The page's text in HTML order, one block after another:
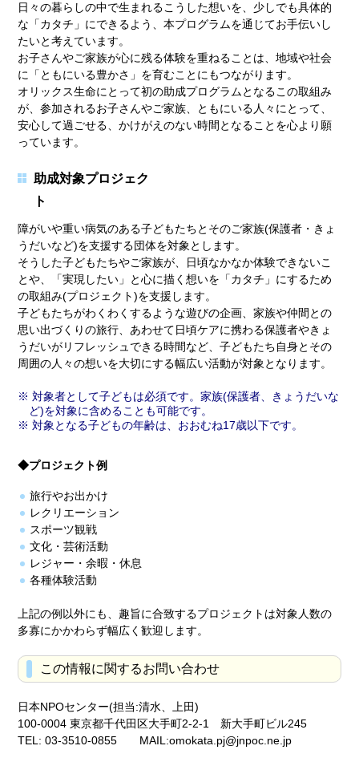
日々の暮らしの中で生まれるこうした想いを、少しでも具体的
な「カタチ」にできるよう、本プログラムを通じてお手伝いし
たいと考えています。
お子さんやご家族が心に残る体験を重ねることは、地域や社会
に「ともにいる豊かさ」を育むことにもつながります。
オリックス生命にとって初の助成プログラムとなるこの取組み
が、参加されるお子さんやご家族、ともにいる人々にとって、
安心して過ごせる、かけがえのない時間となることを心より願
っています。
助成対象プロジェク
障がいや重い病気のある子どもたちとそのご家族(保護者・きょ
うだいなど)を支援する団体を対象とします。
そうした子どもたちやご家族が、日頃なかなか体験できないこ
とや、「実現したい」と心に描く想いを「カタチ」にするため
の取組み(プロジェクト)を支援します。
子どもたちがわくわくするような遊びの企画、家族や仲間との
思い出づくりの旅行、あわせて日頃ケアに携わる保護者やきょ
うだいがリフレッシュできる時間など、子どもたち自身とその
周囲の人々の想いを大切にする幅広い活動が対象となります。
対象者として子どもは必須です。家族(保護者、きょうだいな
ど)を対象に含めることも可能です。
対象となる子どもの年齢は、おおむね17歳以下です。
◆プロジェクト例
旅行やお出かけ
レクリエーション
スポーツ観戦
文化・芸術活動
レジャー・余暇・休息
各種体験活動
上記の例以外にも、趣旨に合致するプロジェクトは対象人数の
多寡にかかわらず幅広く歓迎します。
この情報に関するお問い合わせ
日本NPOセンター(担当:清水、上田)
100-0004 東京都千代田区大手町2-2-1 新大手町ビル245
TEL: 03-3510-0855 MAIL:omokata.pj@jnpoc.ne.jp